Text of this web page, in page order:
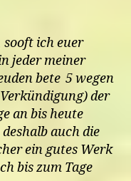
sooft ich euer
jeder meiner
bete 5 wegen
der
an bis heute
auch die
ein gutes Werk
bis zum Tage